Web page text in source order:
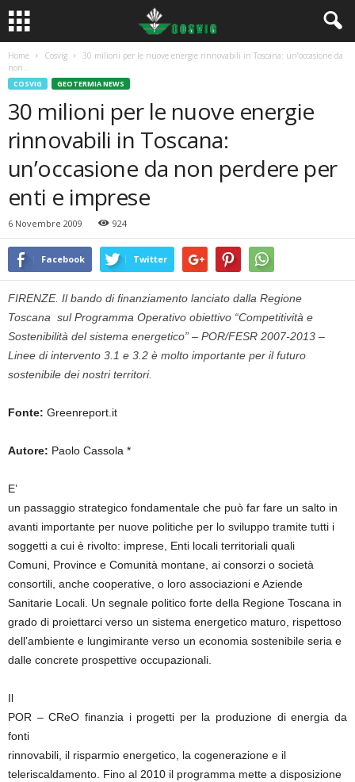
Home Cosvig
30 milioni per le nuove energie rinnovabili in Toscana: un’occasione da
non...
COSVIG GEOTERMIA NEWS
30 milioni per le nuove energie
rinnovabili in Toscana:
un’occasione da non perdere per
enti e imprese
6 Novembre 2009 924
Facebook Twitter
FIRENZE. Il bando di finanziamento lanciato dalla Regione
Toscana sul Programma Operativo obiettivo “Competitività e
Sostenibilità del sistema energetico” – POR/FESR 2007-2013 –
Linee di intervento 3.1 e 3.2 è molto importante per il futuro
sostenibile dei nostri territori.
Fonte: Greenreport.it
Autore: Paolo Cassola *
E’
un passaggio strategico fondamentale che può far fare un salto in
avanti importante per nuove politiche per lo sviluppo tramite tutti i
soggetti a cui è rivolto: imprese, Enti locali territoriali quali
Comuni, Province e Comunità montane, ai consorzi o società
consortili, anche cooperative, o loro associazioni e Aziende
Sanitarie Locali. Un segnale politico forte della Regione Toscana in
grado di proiettarci verso un sistema energetico maturo, rispettoso
dell’ambiente e lungimirante verso un economia sostenibile seria e
dalle concrete prospettive occupazionali.
Il
POR – CReO finanzia i progetti per la produzione di energia da
fonti
rinnovabili, il risparmio energetico, la cogenerazione e il
teleriscaldamento. Fino al 2010 il programma mette a disposizione